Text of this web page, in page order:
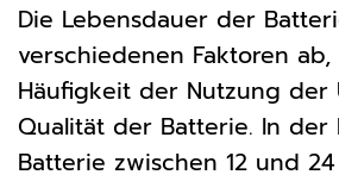
Die Lebensdauer der
verschiedenen Faktoren
Häufigkeit der Nutzung
Qualität der Batterie. In der
Batterie zwischen 12 und